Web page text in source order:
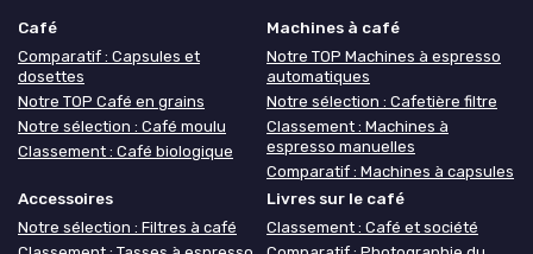
Café
Comparatif : Capsules et
dosettes
Notre TOP Café en grains
Notre sélection : Café moulu
Classement : Café biologique
Machines à café
Notre TOP Machines à espresso
automatiques
Notre sélection : Cafetière filtre
Classement : Machines à
espresso manuelles
Comparatif : Machines à capsules
Accessoires
Notre sélection : Filtres à café
Livres sur le café
Classement : Café et société